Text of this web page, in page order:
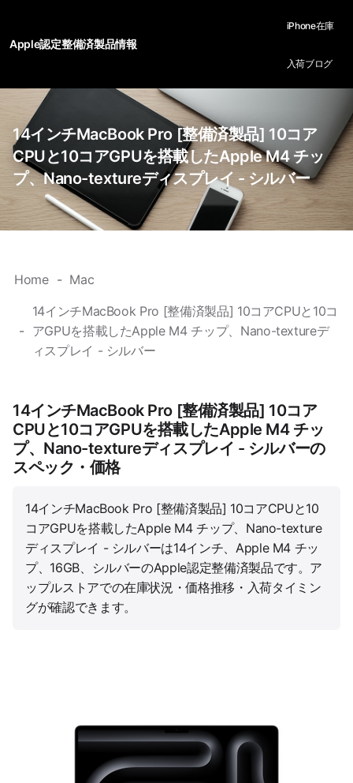
Apple認定整備済製品情報
iPhone在庫
入荷ブログ
14インチMacBook Pro [整備済製品] 10コア
CPUと10コアGPUを搭載したApple M4 チッ
プ、Nano-textureディスプレイ - シルバー
Home Mac
14インチMacBook Pro [整備済製品] 10コアCPUと10コ
アGPUを搭載したApple M4 チップ、Nano-textureデ
ィスプレイ - シルバー
14インチMacBook Pro [整備済製品] 10コア
CPUと10コアGPUを搭載したApple M4 チッ
プ、Nano-textureディスプレイ - シルバーの
スペック・価格
14インチMacBook Pro [整備済製品] 10コアCPUと10
コアGPUを搭載したApple M4 チップ、Nano-texture
ディスプレイ - シルバーは14インチ、Apple M4 チッ
プ、16GB、シルバーのApple認定整備済製品です。ア
ップルストアでの在庫状況・価格推移・入荷タイミン
グが確認できます。